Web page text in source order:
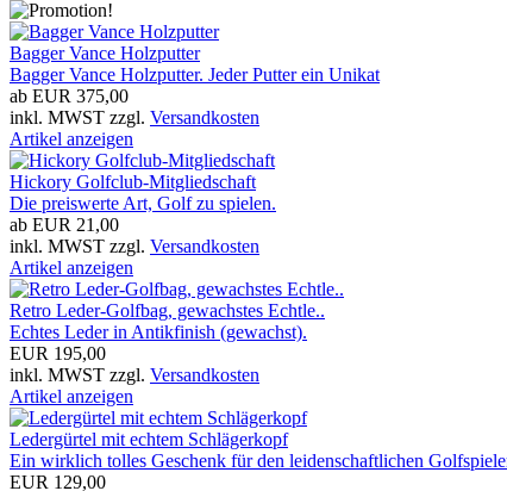
Bagger Vance Holzputter
Bagger Vance Holzputter. Jeder Putter ein Unikat
ab EUR 375,00
inkl. MWST zzgl. Versandkosten
Artikel anzeigen
Hickory Golfclub-Mitgliedschaft
Die preiswerte Art, Golf zu spielen.
ab EUR 21,00
inkl. MWST zzgl. Versandkosten
Artikel anzeigen
Retro Leder-Golfbag, gewachstes Echtle..
Echtes Leder in Antikfinish (gewachst).
EUR 195,00
inkl. MWST zzgl. Versandkosten
Artikel anzeigen
Ledergürtel mit echtem Schlägerkopf
Ein wirklich tolles Geschenk für den leidenschaftlichen
EUR 129,00